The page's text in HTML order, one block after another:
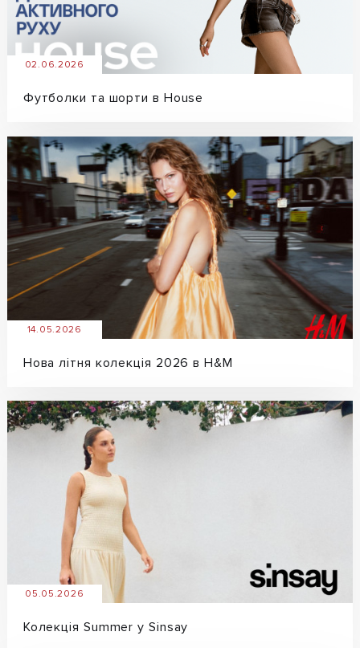
02.06.2026
Футболки та шорти в House
14.05.2026
Нова літня колекція 2026 в H&M
05.05.2026
Колекція Summer у Sinsay